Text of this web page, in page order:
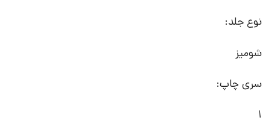
نوع جلد:
شومیز
سری چاپ:
1